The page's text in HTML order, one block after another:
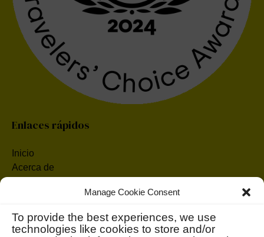
Manage Cookie Consent
To provide the best experiences, we use
technologies like cookies to store and/or
Enlaces rápidos
Inicio
Acerca de
Buscar: